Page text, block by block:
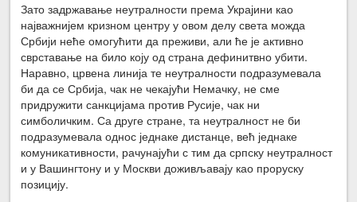
Зато задржавање неутралности према Украјини као
најважнијем кризном центру у овом делу света можда
Србији неће омогућити да преживи, али ће је активно
сврставање на било коју од страна дефинитвно убити.
Наравно, црвена линија те неутралности подразумевала
би да се Србија, чак не чекајући Немачку, не сме
придружити санкцијама против Русије, чак ни
симболичким. Са друге стране, та неутралност не би
подразумевала однос једнаке дистанце, већ једнаке
комуникативности, рачунајући с тим да српску неутралност
и у Вашингтону и у Москви доживљавају као проруску
позицију.